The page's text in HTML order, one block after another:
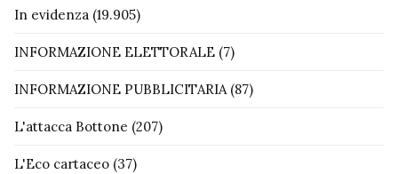
In evidenza (19.905)
INFORMAZIONE ELETTORALE (7)
INFORMAZIONE PUBBLICITARIA(87)
L'attacca Bottone (207)
L'Eco cartaceo (37)